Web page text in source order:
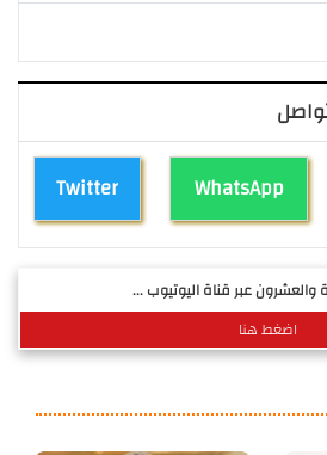
Twitter WhatsApp
والعشرون عبر قناة اليوتيوب ...
اضغط هنا